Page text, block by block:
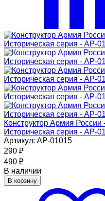
Конструктор Армия
Историческая серия - АР-
Артикул: АР-01015
290 ₽
490 ₽
В наличии
В корзину